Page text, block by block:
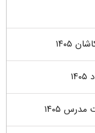
۱۴۰۵
۱۴۰۵